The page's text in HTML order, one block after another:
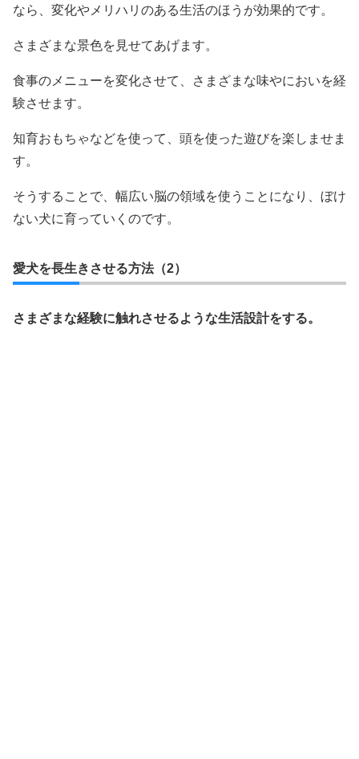
なら、変化やメリハリのある生活のほうが効果的です。
さまざまな景色を見せてあげます。
食事のメニューを変化させて、さまざまな味やにおいを経
験させます。
知育おもちゃなどを使って、頭を使った遊びを楽しませま
す。
そうすることで、幅広い脳の領域を使うことになり、ぼけ
ない犬に育っていくのです。
愛犬を長生きさせる方法（2）
さまざまな経験に触れさせるような生活設計をする。